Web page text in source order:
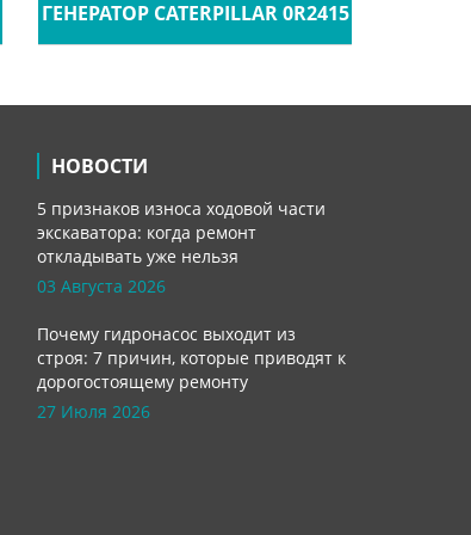
ГЕНЕРАТОР CATERPILLAR 0R2415
НОВОСТИ
5 признаков износа ходовой части
экскаватора: когда ремонт
откладывать уже нельзя
03 Августа 2026
Почему гидронасос выходит из
строя: 7 причин, которые приводят к
дорогостоящему ремонту
27 Июля 2026